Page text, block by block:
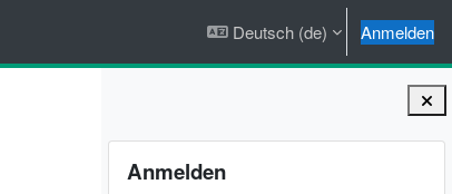
Deutsch ‎(de)‎ Anmelden
Blöcke
Anmelden